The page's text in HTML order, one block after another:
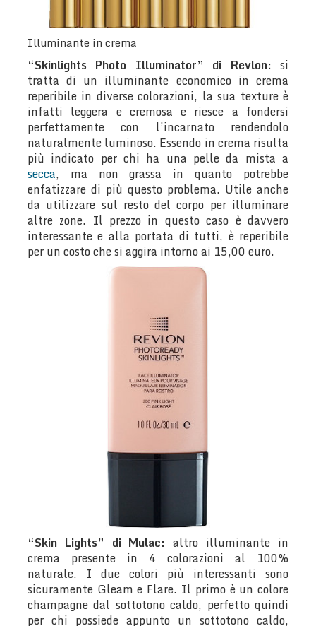
Illuminante in crema
“Skinlights Photo Illuminator” di Revlon:si
tratta di un illuminante economico in crema
reperibile in diverse colorazioni, la sua texture è
infatti leggera e cremosa e riesce a fondersi
perfettamente con l’incarnato rendendolo
naturalmente luminoso. Essendo in crema risulta
più indicato per chi ha una pelle da mista a
secca, ma non grassa in quanto potrebbe
enfatizzare di più questo problema. Utile anche
da utilizzare sul resto del corpo per illuminare
altre zone. Il prezzo in questo caso è davvero
interessante e alla portata di tutti, è reperibile
per un costo che si aggira intorno ai 15,00 euro.
“Skin Lights” di Mulac:altro illuminante in
crema presente in 4 colorazioni al 100%
naturale. I due colori più interessanti sono
sicuramente Gleam e Flare. Il primo è un colore
champagne dal sottotono caldo, perfetto quindi
per chi possiede appunto un sottotono caldo,